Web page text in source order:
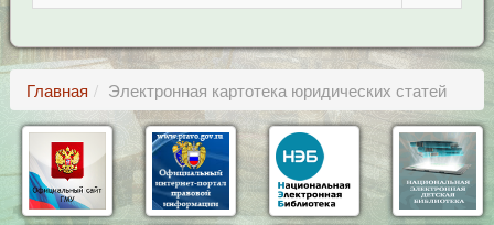
Главная Электронная картотека юридических статей